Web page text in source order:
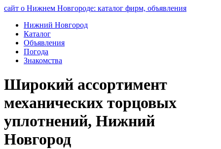
сайт о Нижнем Новгороде: каталог фирм, объявления
Нижний Новгород
Каталог
Объявления
Погода
Знакомства
Широкий ассортимент
механических торцовых
уплотнений, Нижний
Новгород